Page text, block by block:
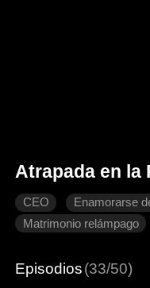
Atrapada en la
CEO
Enamorarse
Matrimonio relámpago
Episodios(33/50)